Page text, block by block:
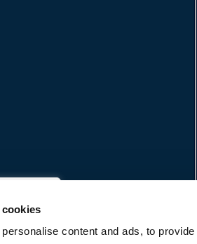
content and ads, to
di